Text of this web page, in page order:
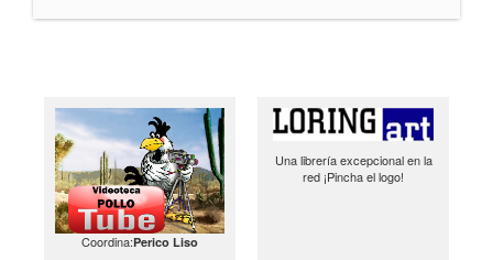
Coordina:Perico Liso
Una librería excepcional en la
red ¡Pincha el logo!